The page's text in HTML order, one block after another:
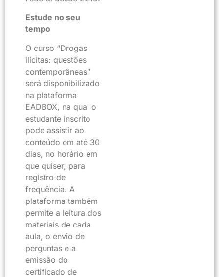
Estude no seu
tempo
O curso “Drogas
ilícitas: questões
contemporâneas”
será disponibilizado
na plataforma
EADBOX, na qual o
estudante inscrito
pode assistir ao
conteúdo em até 30
dias, no horário em
que quiser, para
registro de
frequência. A
plataforma também
permite a leitura dos
materiais de cada
aula, o envio de
perguntas e a
emissão do
certificado de